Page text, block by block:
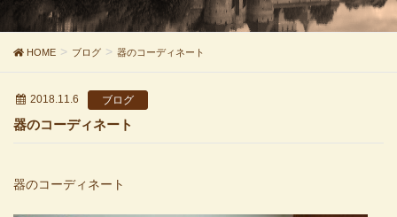
HOME ブログ 器のコーディネート
2018.11.6 ブログ
器のコーディネート
器のコーディネート